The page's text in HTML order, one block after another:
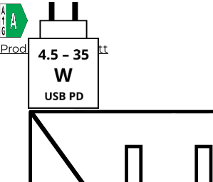
Produktdatenblatt